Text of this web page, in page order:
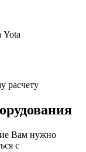
Yota
расчету
Вам нужно
с